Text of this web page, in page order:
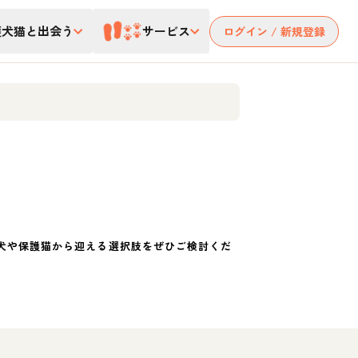
猫と出会う サービス ログイン / 新規登録
保護猫から迎える選択肢をぜひご検討くだ